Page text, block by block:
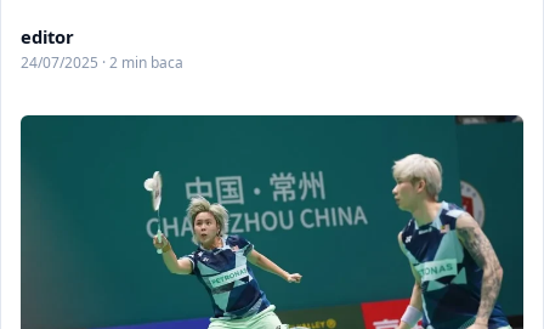
editor
24/07/2025 · 2 min baca